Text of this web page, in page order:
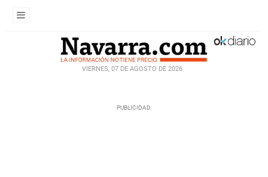
VIERNES, 07 DE AGOSTO DE 2026